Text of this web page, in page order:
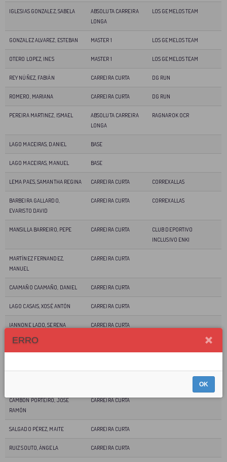
IGLESIAS GONZALEZ, SABELA
ABSOLUTA CARREIRA
LONGA
LOS GEMELOS TEAM
GONZALEZ ALVAREZ, ESTEBAN MASTER 1 LOS GEMELOS TEAM
OTERO LOPEZ, INES MASTER 1 LOS GEMELOS TEAM
REY NÚÑEZ, FABIÁN CARREIRA CURTA DG RUN
ROMERO, MARIANA CARREIRA CURTA DG RUN
PEREIRA MARTINEZ, ISMAEL
ABSOLUTA CARREIRA
LONGA
RAGNAROK OCR
LAGO MACEIRAS, DANIEL BASE
LAGO MACEIRAS, MANUEL BASE
LEMA PAES, SAMANTHA REGINA CARREIRA CURTA CORREXALLAS
BARBEIRA GALLARDO,
EVARISTO DAVID
CARREIRA CURTA CORREXALLAS
MANSILLA BARREIRO, PEPE CARREIRA CURTA
CLUB DEPORTIVO
INCLUSIVO ENKI
MARTÍNEZ FERNANDEZ,
MANUEL
CARREIRA CURTA
CAAMAÑO CAAMAÑO, DANIEL CARREIRA CURTA
LAGO CASAIS, XOSÉ ANTÓN CARREIRA CURTA
IANNONE LADO, SERENA CARREIRA CURTA
ANTELO ALVARELLOS, ADRIANA
CAMBON PORTEIRO, JOSÉ
RAMÓN
CARREIRA CURTA
SALGADO PÉREZ, MAITE CARREIRA CURTA
RUIZ SOUTO, ÁNGELA CARREIRA CURTA
ERRO
OK